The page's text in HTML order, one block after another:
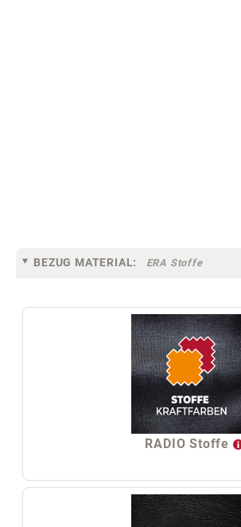
BEZUG MATERIAL: ERA Stoffe
RADIO Stoffe